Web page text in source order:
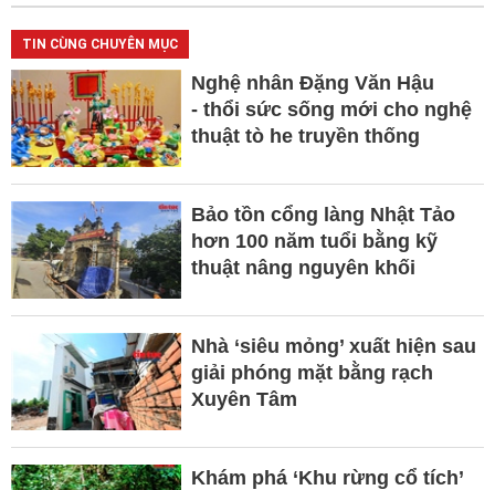
TIN CÙNG CHUYÊN MỤC
Nghệ nhân Đặng Văn Hậu
- thổi sức sống mới cho nghệ
thuật tò he truyền thống
Bảo tồn cổng làng Nhật Tảo
hơn 100 năm tuổi bằng kỹ
thuật nâng nguyên khối
Nhà ‘siêu mỏng’ xuất hiện sau
giải phóng mặt bằng rạch
Xuyên Tâm
Khám phá ‘Khu rừng cổ tích’